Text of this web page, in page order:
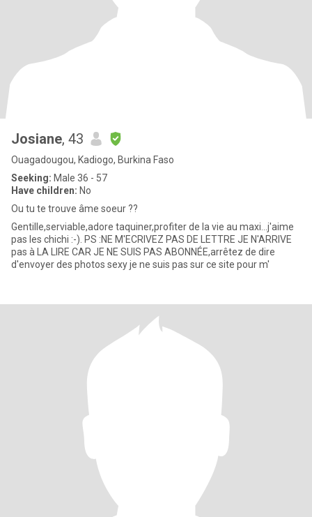
Josiane, 43
Ouagadougou, Kadiogo, Burkina Faso
Seeking: Male 36 - 57
Have children: No
Ou tu te trouve âme soeur ??
Gentille,serviable,adore taquiner,profiter de la vie au maxi...j'aime
pas les chichi :-). PS :NE M'ECRIVEZ PAS DE LETTRE JE N'ARRIVE
pas à LA LIRE CAR JE NE SUIS PAS ABONNÉE,arrêtez de dire
d'envoyer des photos sexy je ne suis pas sur ce site pour m'